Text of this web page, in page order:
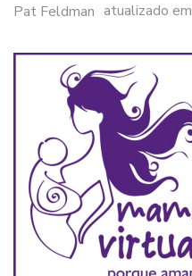
Pat Feldman atualizado em